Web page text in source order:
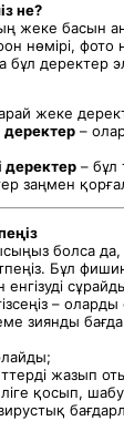
не?
жеке басын
нөмірі, фото
бұл деректер
жеке
–
деректер – бұл
заңмен
болса да,
Бұл
енгізуді
–
зиянды
жазып
қосып,